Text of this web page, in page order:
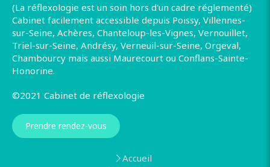
(La réflexologie est un soin hors d'un cadre réglementé)
Cabinet facilement accessible depuis Poissy, Villennes-
sur-Seine, Achères, Chanteloup-les-Vignes, Vernouillet,
Triel-sur-Seine, Andrésy, Verneuil-sur-Seine, Orgeval,
Chambourcy mais aussi Maurecourt ou Conflans-Sainte-
Honorine.
©2021 Cabinet de réflexologie
Prendre rendez-vous
Accueil